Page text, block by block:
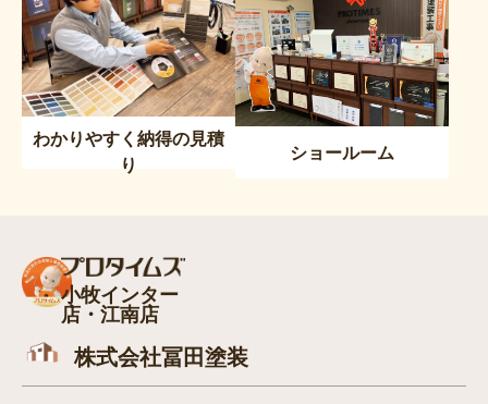
わかりやすく納得の見積
り
ショールーム
小牧インター
店・江南店
株式会社冨田塗装